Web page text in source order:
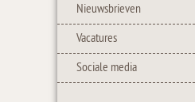
Nieuwsbrieven
Vacatures
Sociale media